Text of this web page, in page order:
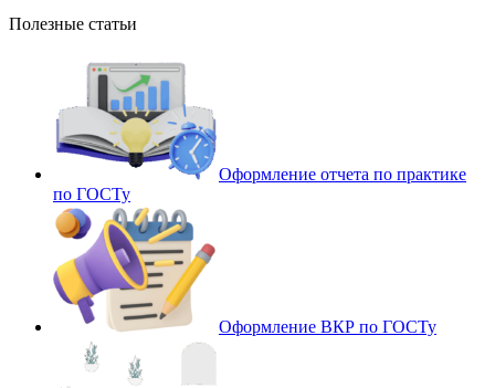
Полезные статьи
Оформление отчета по практике
по ГОСТу
Оформление ВКР по ГОСТу